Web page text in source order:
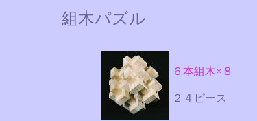
組木パズル
６本組木×８
２４ピース